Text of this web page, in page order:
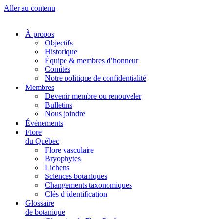
Aller au contenu
À propos
Objectifs
Historique
Équipe & membres d’honneur
Comités
Notre politique de confidentialité
Membres
Devenir membre ou renouveler
Bulletins
Nous joindre
Évènements
Flore
du Québec
Flore vasculaire
Bryophytes
Lichens
Sciences botaniques
Changements taxonomiques
Clés d’identification
Glossaire
de botanique